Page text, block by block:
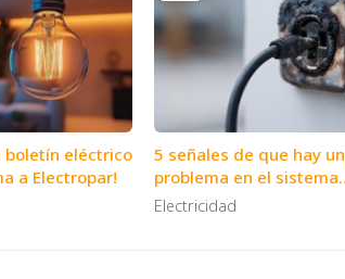
boletín eléctrico
a Electropar!
5 señales de que hay un
problema en el sistema
eléctrico de mi hogar
Electricidad